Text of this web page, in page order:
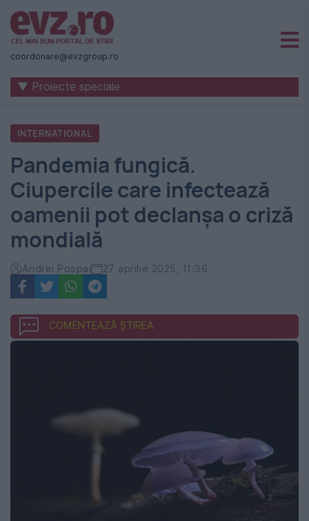
Știri
naționale
internaționale
România
-
Evenimentul
Zilei
coordonare@evzgroup.ro
▼ Proiecte speciale
INTERNATIONAL
Pandemia fungică.
Ciupercile care infectează
oamenii pot declanșa o criză
mondială
Andrei Pospai 27 aprilie 2025, 11:36
COMENTEAZĂ ȘTIREA